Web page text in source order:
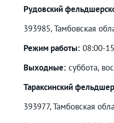
Рудовский
393985, Тамбовская
Режим работы: 08:00-
Выходные: суббота,
Тараксинский
393977, Тамбовская